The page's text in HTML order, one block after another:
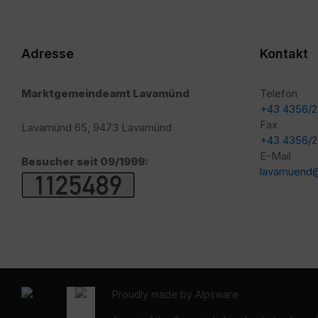
Adresse
Marktgemeindeamt Lavamünd
Lavamünd 65, 9473 Lavamünd
Besucher seit 09/1999:
Kontakt
Telefon
+43 4356/
Fax
+43 4356/
E-Mail
Proudly made by Alpsware